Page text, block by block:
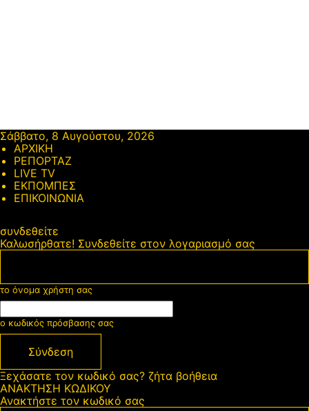
Σάββατο, 8 Αυγούστου, 2026
ΑΡΧΙΚΗ
ΡΕΠΟΡΤΑΖ
LIVE TV
ΕΚΠΟΜΠΕΣ
ΕΠΙΚΟΙΝΩΝΙΑ
συνδεθείτε
Καλωσήρθατε! Συνδεθείτε στον λογαριασμό σας
το όνομα χρήστη σας
ο κωδικός πρόσβασης σας
Ξεχάσατε τον κωδικό σας? ζήτα βοήθεια
ΑΝΑΚΤΗΣΗ ΚΩΔΙΚΟΥ
Ανακτήστε τον κωδικό σας